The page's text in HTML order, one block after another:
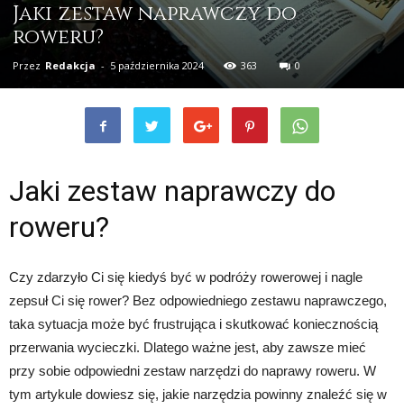
Jaki zestaw naprawczy do
roweru?
Przez Redakcja - 5 października 2024 363 0
Jaki zestaw naprawczy do
roweru?
Czy zdarzyło Ci się kiedyś być w podróży rowerowej i nagle
zepsuł Ci się rower? Bez odpowiedniego zestawu naprawczego,
taka sytuacja może być frustrująca i skutkować koniecznością
przerwania wycieczki. Dlatego ważne jest, aby zawsze mieć
przy sobie odpowiedni zestaw narzędzi do naprawy roweru. W
tym artykule dowiesz się, jakie narzędzia powinny znaleźć się w